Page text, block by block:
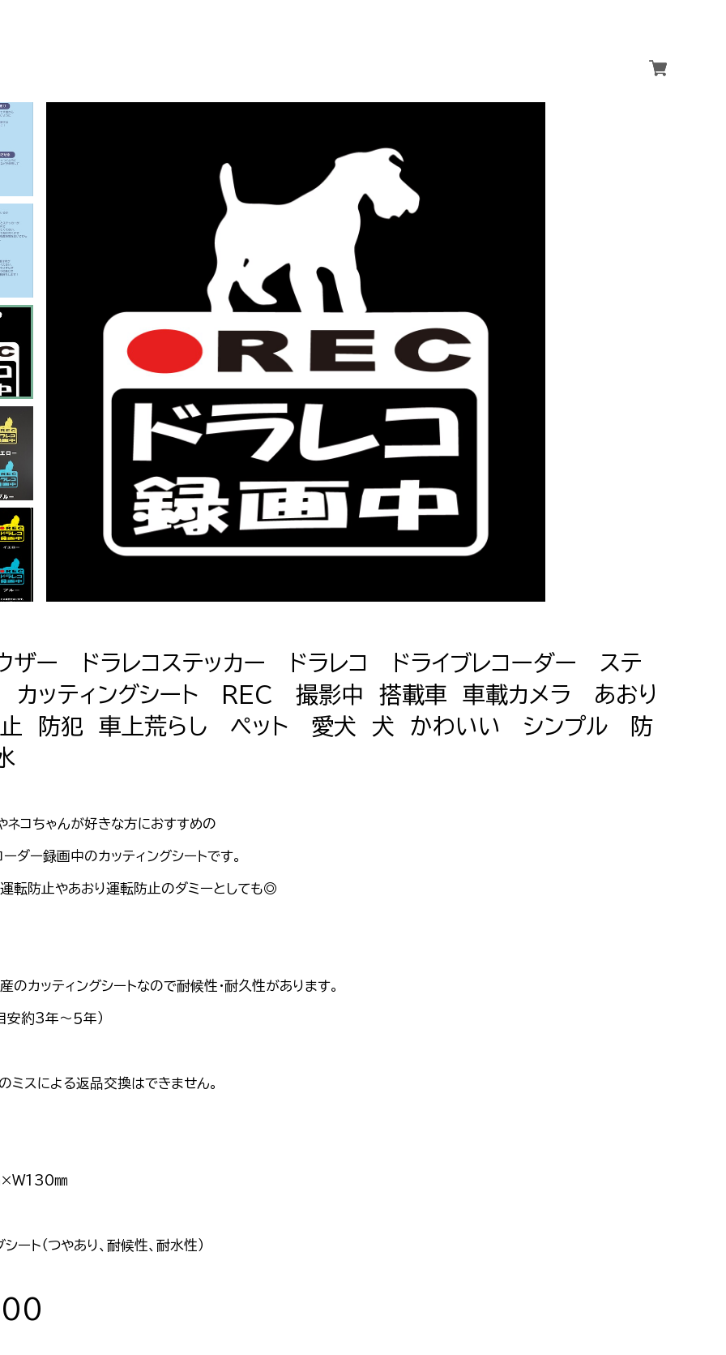
ザー ドラレコステッカー ドラレコ ドライブレコーダー ステ
カッティングシート REC 撮影中 搭載車 車載カメラ あおり
止 防犯 車上荒らし ペット 愛犬 犬 かわいい シンプル 防
ネコちゃんが好きな方におすすめの
ーダー録画中のカッティングシートです。
転防止やあおり運転防止のダミーとしても◎
のカッティングシートなので耐候性・耐久性があります。
安約3年～５年）
ミスによる返品交換はできません。
㎜
ート（つやあり、耐候性、耐水性）